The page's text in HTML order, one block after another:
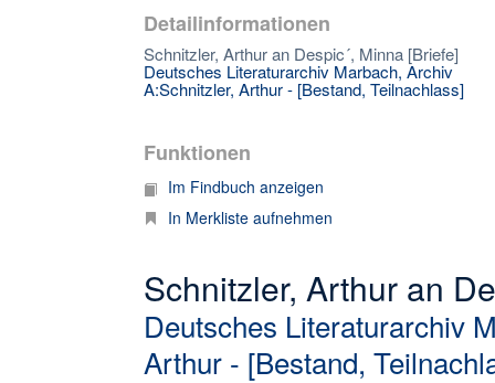
Detailinformationen
Schnitzler, Arthur an Despic´, Minna [Briefe]
Deutsches Literaturarchiv Marbach, Archiv
A:Schnitzler, Arthur - [Bestand, Teilnachlass]
Funktionen
Im Findbuch anzeigen
In Merkliste aufnehmen
Schnitzler, Arthur an
Deutsches Literaturarchiv
Arthur - [Bestand,